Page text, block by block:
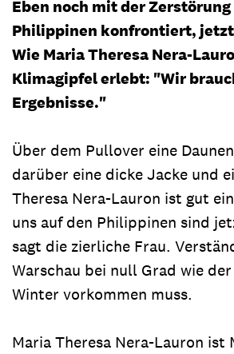
Eben noch mit der
Philippinen konfrontiert, jetzt
Wie Maria Theresa Nera-
Klimagipfel erlebt: "Wir
Ergebnisse."
Über dem Pullover eine
darüber eine dicke Jacke und
Theresa Nera-Lauron ist gut
uns auf den Philippinen sind
sagt die zierliche Frau.
Warschau bei null Grad wie
Winter vorkommen muss.
Maria Theresa Nera-Lauron ist